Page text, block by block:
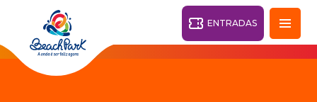
Fortaleza - CE 28°
ENTRADAS